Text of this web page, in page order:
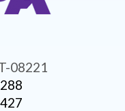
08221